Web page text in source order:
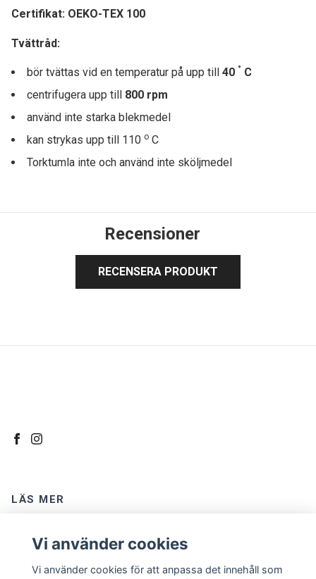
Certifikat: OEKO-TEX 100
Tvättråd:
bör tvättas vid en temperatur på upp till 40 ° C
centrifugera upp till 800 rpm
använd inte starka blekmedel
kan strykas upp till 110 o C
Torktumla inte och använd inte sköljmedel
Recensioner
RECENSERA PRODUKT
LÄS MER
Om oss
Köpvillkor
Vi använder cookies
Vi använder cookies för att anpassa det innehåll som